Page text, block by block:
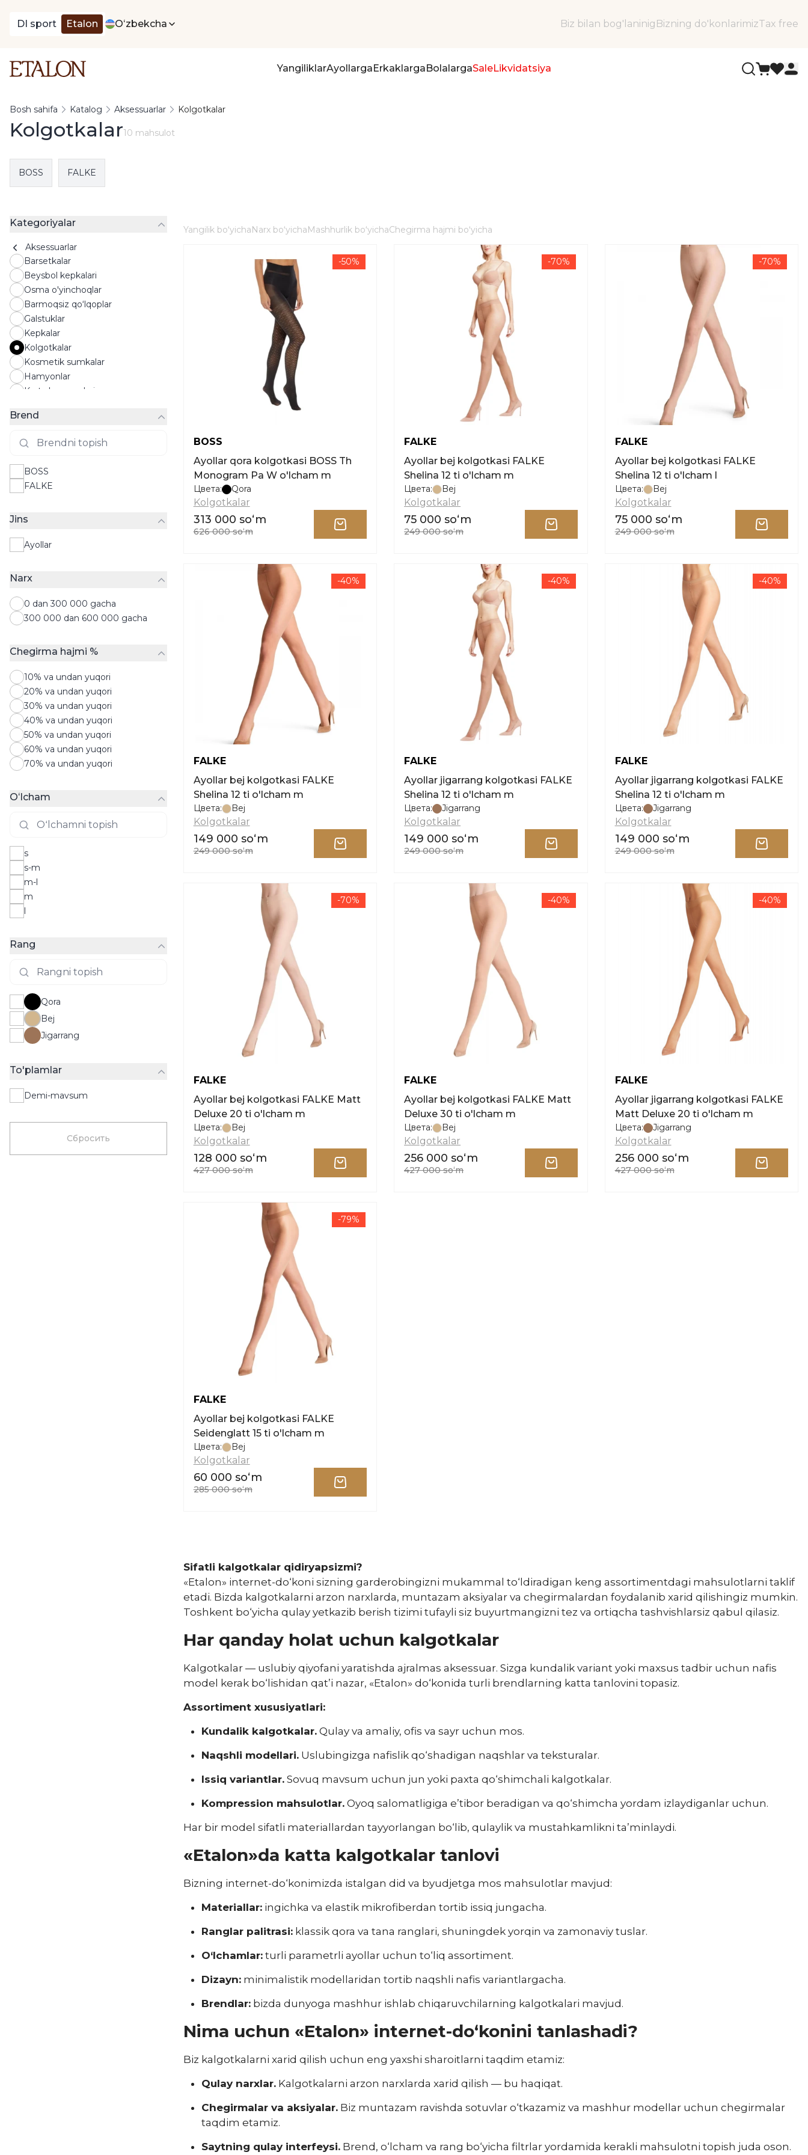
DI sport Etalon Oʻzbekcha Biz bilan bog'laninig Bizning do'konlarimizTax free
YangiliklarAyollargaErkaklargaBolalargaSaleLikvidatsiya
Bosh sahifa Katalog Aksessuarlar Kolgotkalar
Kolgotkalar10 mahsulot
BOSS FALKE
Kategoriyalar
Aksessuarlar
Barsetkalar
Beysbol kepkalari
Osma o'yinchoqlar
Barmoqsiz qo‘lqoplar
Galstuklar
Kepkalar
Kolgotkalar
Kosmetik sumkalar
Hamyonlar
Karta hamyonlari
Quyosh ko‘zoynaklari
Atirlar
Ro‘mollar
Sochiqlar
Ryukzaklar
vositalari
Chamadonlar
Qalpoqlar
Sharflar
Qo‘l tugmalari
Brend
BOSS
FALKE
Jins
Ayollar
Narx
0 dan 300 000 gacha
300 000 dan 600 000 gacha
Chegirma hajmi %
10% va undan yuqori
20% va undan yuqori
30% va undan yuqori
40% va undan yuqori
50% va undan yuqori
60% va undan yuqori
70% va undan yuqori
Oʻlcham
s
s-m
m-l
m
l
Rang
Qora
Bej
Jigarrang
To'plamlar
Demi-mavsum
Сбросить
Yangilik boʻyichaNarx boʻyichaMashhurlik boʻyichaChegirma hajmi boʻyicha
-50%
BOSS
Ayollar qora kolgotkasi BOSS Th
Monogram Pa W o'lcham m
Цвета: Qora
Kolgotkalar
313 000 soʻm
626 000 soʻm
-70%
FALKE
Ayollar bej kolgotkasi FALKE
Shelina 12 ti o'lcham m
Цвета: Bej
Kolgotkalar
75 000 soʻm
249 000 soʻm
-70%
FALKE
Ayollar bej kolgotkasi FALKE
Shelina 12 ti o'lcham l
Цвета: Bej
Kolgotkalar
75 000 soʻm
249 000 soʻm
-40%
FALKE
Ayollar bej kolgotkasi FALKE
Shelina 12 ti o'lcham m
Цвета: Bej
Kolgotkalar
149 000 soʻm
249 000 soʻm
-40%
FALKE
Ayollar jigarrang kolgotkasi FALKE
Shelina 12 ti o'lcham m
Цвета: Jigarrang
Kolgotkalar
149 000 soʻm
249 000 soʻm
-40%
FALKE
Ayollar jigarrang kolgotkasi FALKE
Shelina 12 ti o'lcham m
Цвета: Jigarrang
Kolgotkalar
149 000 soʻm
249 000 soʻm
-70%
FALKE
Ayollar bej kolgotkasi FALKE Matt
Deluxe 20 ti o'lcham m
Цвета: Bej
Kolgotkalar
128 000 soʻm
427 000 soʻm
-40%
FALKE
Ayollar bej kolgotkasi FALKE Matt
Deluxe 30 ti o'lcham m
Цвета: Bej
Kolgotkalar
256 000 soʻm
427 000 soʻm
-40%
FALKE
Ayollar jigarrang kolgotkasi FALKE
Matt Deluxe 20 ti o'lcham m
Цвета: Jigarrang
Kolgotkalar
256 000 soʻm
427 000 soʻm
-79%
FALKE
Ayollar bej kolgotkasi FALKE
Seidenglatt 15 ti o'lcham m
Цвета: Bej
Kolgotkalar
60 000 soʻm
285 000 soʻm
Sifatli kalgotkalar qidiryapsizmi?
«Etalon» internet-do‘koni sizning garderobingizni mukammal to‘ldiradigan keng assortimentdagi mahsulotlarni taklif
etadi. Bizda kalgotkalarni arzon narxlarda, muntazam aksiyalar va chegirmalardan foydalanib xarid qilishingiz mumkin.
Toshkent bo‘yicha qulay yetkazib berish tizimi tufayli siz buyurtmangizni tez va ortiqcha tashvishlarsiz qabul qilasiz.
Har qanday holat uchun kalgotkalar
Kalgotkalar — uslubiy qiyofani yaratishda ajralmas aksessuar. Sizga kundalik variant yoki maxsus tadbir uchun nafis
model kerak bo‘lishidan qat’i nazar, «Etalon» do‘konida turli brendlarning katta tanlovini topasiz.
Assortiment xususiyatlari:
Kundalik kalgotkalar.Qulay va amaliy, ofis va sayr uchun mos.
Naqshli modellari.Uslubingizga nafislik qo‘shadigan naqshlar va teksturalar.
Issiq variantlar.Sovuq mavsum uchun jun yoki paxta qo‘shimchali kalgotkalar.
Kompression mahsulotlar.Oyoq salomatligiga e’tibor beradigan va qo‘shimcha yordam izlaydiganlar uchun.
Har bir model sifatli materiallardan tayyorlangan bo‘lib, qulaylik va mustahkamlikni ta’minlaydi.
«Etalon»da katta kalgotkalar tanlovi
Bizning internet-do‘konimizda istalgan did va byudjetga mos mahsulotlar mavjud:
Materiallar:ingichka va elastik mikrofiberdan tortib issiq jungacha.
Ranglar palitrasi:klassik qora va tana ranglari, shuningdek yorqin va zamonaviy tuslar.
O‘lchamlar:turli parametrli ayollar uchun to‘liq assortiment.
Dizayn:minimalistik modellaridan tortib naqshli nafis variantlargacha.
Brendlar:bizda dunyoga mashhur ishlab chiqaruvchilarning kalgotkalari mavjud.
Nima uchun «Etalon» internet-do‘konini tanlashadi?
Biz kalgotkalarni xarid qilish uchun eng yaxshi sharoitlarni taqdim etamiz:
Qulay narxlar.Kalgotkalarni arzon narxlarda xarid qilish — bu haqiqat.
Chegirmalar va aksiyalar.Biz muntazam ravishda sotuvlar o‘tkazamiz va mashhur modellar uchun chegirmalar
taqdim etamiz.
Saytning qulay interfeysi.Brend, o‘lcham va rang bo‘yicha filtrlar yordamida kerakli mahsulotni topish juda oson.